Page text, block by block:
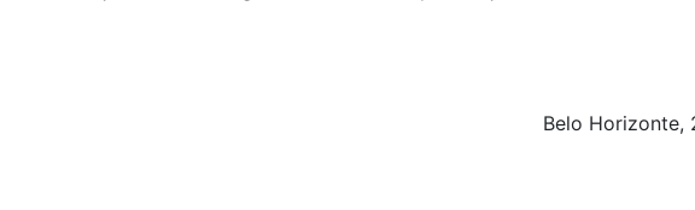
Belo Horizonte,